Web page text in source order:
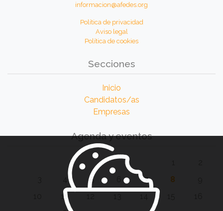
informacion@afedes.org
Política de privacidad
Aviso legal
Política de cookies
Secciones
Inicio
Candidatos/as
Empresas
Agenda y eventos
5 7 8
11